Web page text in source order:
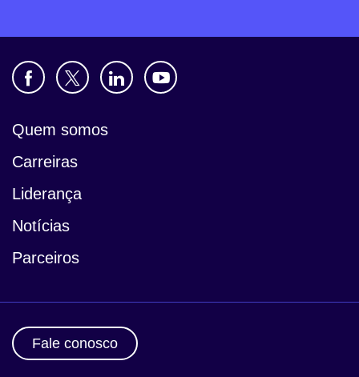
Quem somos
Carreiras
Liderança
Notícias
Parceiros
Fale conosco